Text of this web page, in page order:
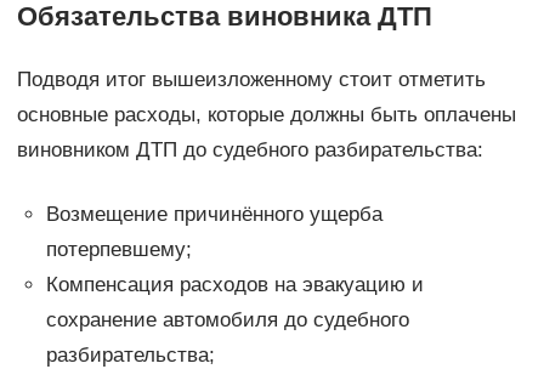
Обязательства виновника ДТП
Подводя итог вышеизложенному стоит отметить
основные расходы, которые должны быть оплачены
виновником ДТП до судебного разбирательства:
Возмещение причинённого ущерба
потерпевшему;
Компенсация расходов на эвакуацию и
сохранение автомобиля до судебного
разбирательства;